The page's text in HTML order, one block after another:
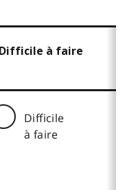
Difficile à faire
Difficile
à faire